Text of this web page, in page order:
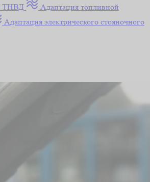
ТНВД
Адаптация топливной
Адаптация электрического стояночного